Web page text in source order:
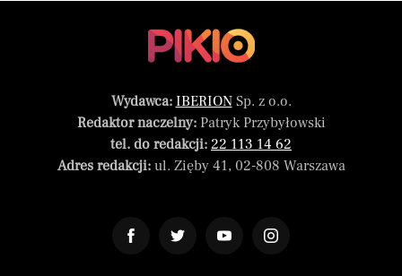
Wydawca: IBERIONSp. z o.o.
Redaktor naczelny:Patryk Przybyłowski
tel. do redakcji: 22 113 14 62
Adres redakcji:ul. Zięby 41, 02-808 Warszawa